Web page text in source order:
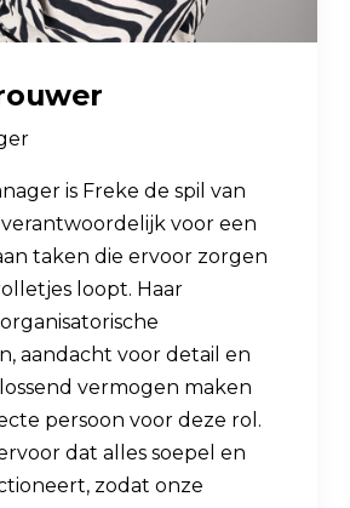
is Freke de spil van
voor een
taken die ervoor zorgen
loopt. Haar
aandacht voor detail en
vermogen maken
persoon voor deze rol.
dat alles soepel en
zodat onze